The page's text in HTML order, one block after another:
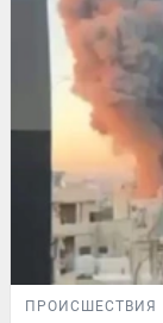
ПРОИСШЕСТВИЯ